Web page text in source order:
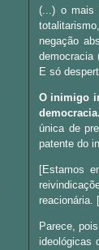
(...) o mais
negação
democracia
E só
O inimigo
democracia.
única de
patente do
[Estamos
reacionária.
Parece,
ideológicas